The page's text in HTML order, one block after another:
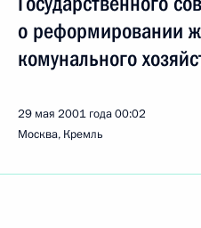
о реформировании
комунального
29 мая 2001 года00:02
Москва, Кремль